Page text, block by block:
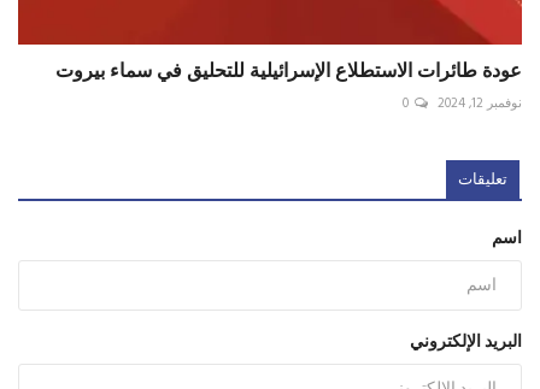
عودة طائرات الاستطلاع الإسرائيلية للتحليق في سماء بيروت
نوفمبر 12, 2024 0
تعليقات
اسم
البريد الإلكتروني